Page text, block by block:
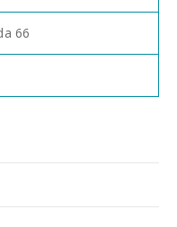
66